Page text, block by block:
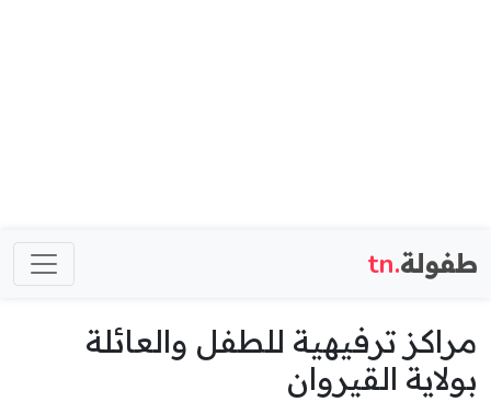
طفولة.tn
مراكز ترفيهية للطفل والعائلة
بولاية القيروان